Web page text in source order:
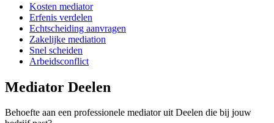
Kosten mediator
Erfenis verdelen
Echtscheiding aanvragen
Zakelijke mediation
Snel scheiden
Arbeidsconflict
Mediator Deelen
Behoefte aan een professionele mediator uit Deelen die bij jouw